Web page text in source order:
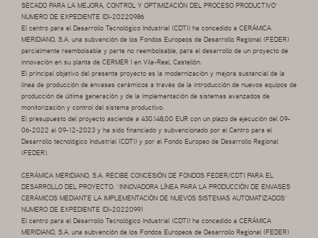
SECADO PARA LA MEJORA, CONTROL Y OPTIMIZACIÓN DEL PROCESO PRODUCTIVO”
NUMERO DE EXPEDIENTE IDI-20220986
El centro para el Desarrollo Tecnológico Industrial (CDTI) ha concedido a CERÁMICA
MERIDIANO, S.A. una subvención de los Fondos Europeos de Desarrollo Regional (FEDER)
parcialmente reembolsable y parte no reembolsable, para el desarrollo de un proyecto de
innovación en su planta de CERMER I en Vila-Real, Castellón.
El principal objetivo del presente proyecto es la modernización y mejora sustancial de la
línea de producción de envases cerámicos a través de la introducción de nuevos equipos de
producción de última generación y de la implementación de sistemas avanzados de
monitorización y control del sistema productivo.
El presupuesto del proyecto asciende a 430.148,00 EUR con un plazo de ejecución del 09-
06-2022 al 09-12-2023 y ha sido financiado y subvencionado por el Centro para el
Desarrollo tecnológico Industrial (CDTI) y por el Fondo Europeo de Desarrollo Regional
(FEDER).
CERÁMICA MERIDIANO, S.A. RECIBE CONCESIÓN DE FONDOS FEDER/CDTI PARA EL
DESARROLLO DEL PROYECTO: “INNOVADORA LÍNEA PARA LA PRODUCCIÓN DE ENVASES
CERÁMICOS MEDIANTE LA IMPLEMENTACIÓN DE NUEVOS SISTEMAS AUTOMATIZADOS”
NUMERO DE EXPEDIENTE IDI-20220991
El centro para el Desarrollo Tecnológico Industrial (CDTI) ha concedido a CERÁMICA
MERIDIANO, S.A. una subvención de los Fondos Europeos de Desarrollo Regional (FEDER)